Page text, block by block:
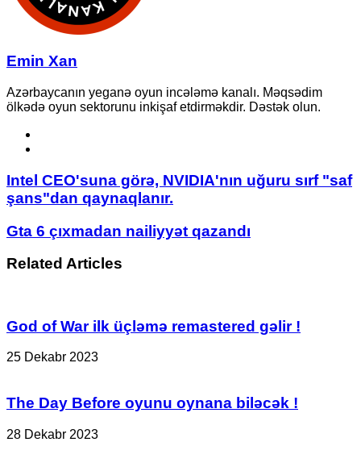
Emin Xan
Azərbaycanın yeganə oyun incələmə kanalı. Məqsədim
ölkədə oyun sektorunu inkişaf etdirməkdir. Dəstək olun.
Intel
CEO'suna
görə,
uğuru
"saf
Intel CEO'suna görə, NVIDIA'nın uğuru sırf "saf
şans"dan qaynaqlanır.
Gta
çıxmadan
nailiyyət
Gta 6 çıxmadan nailiyyət qazandı
Related Articles
God of War ilk üçləmə remastered gəlir !
25 Dekabr 2023
The Day Before oyunu oynana biləcək !
28 Dekabr 2023